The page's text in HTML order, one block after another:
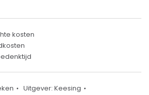
kosten
Uitgever: Keesing